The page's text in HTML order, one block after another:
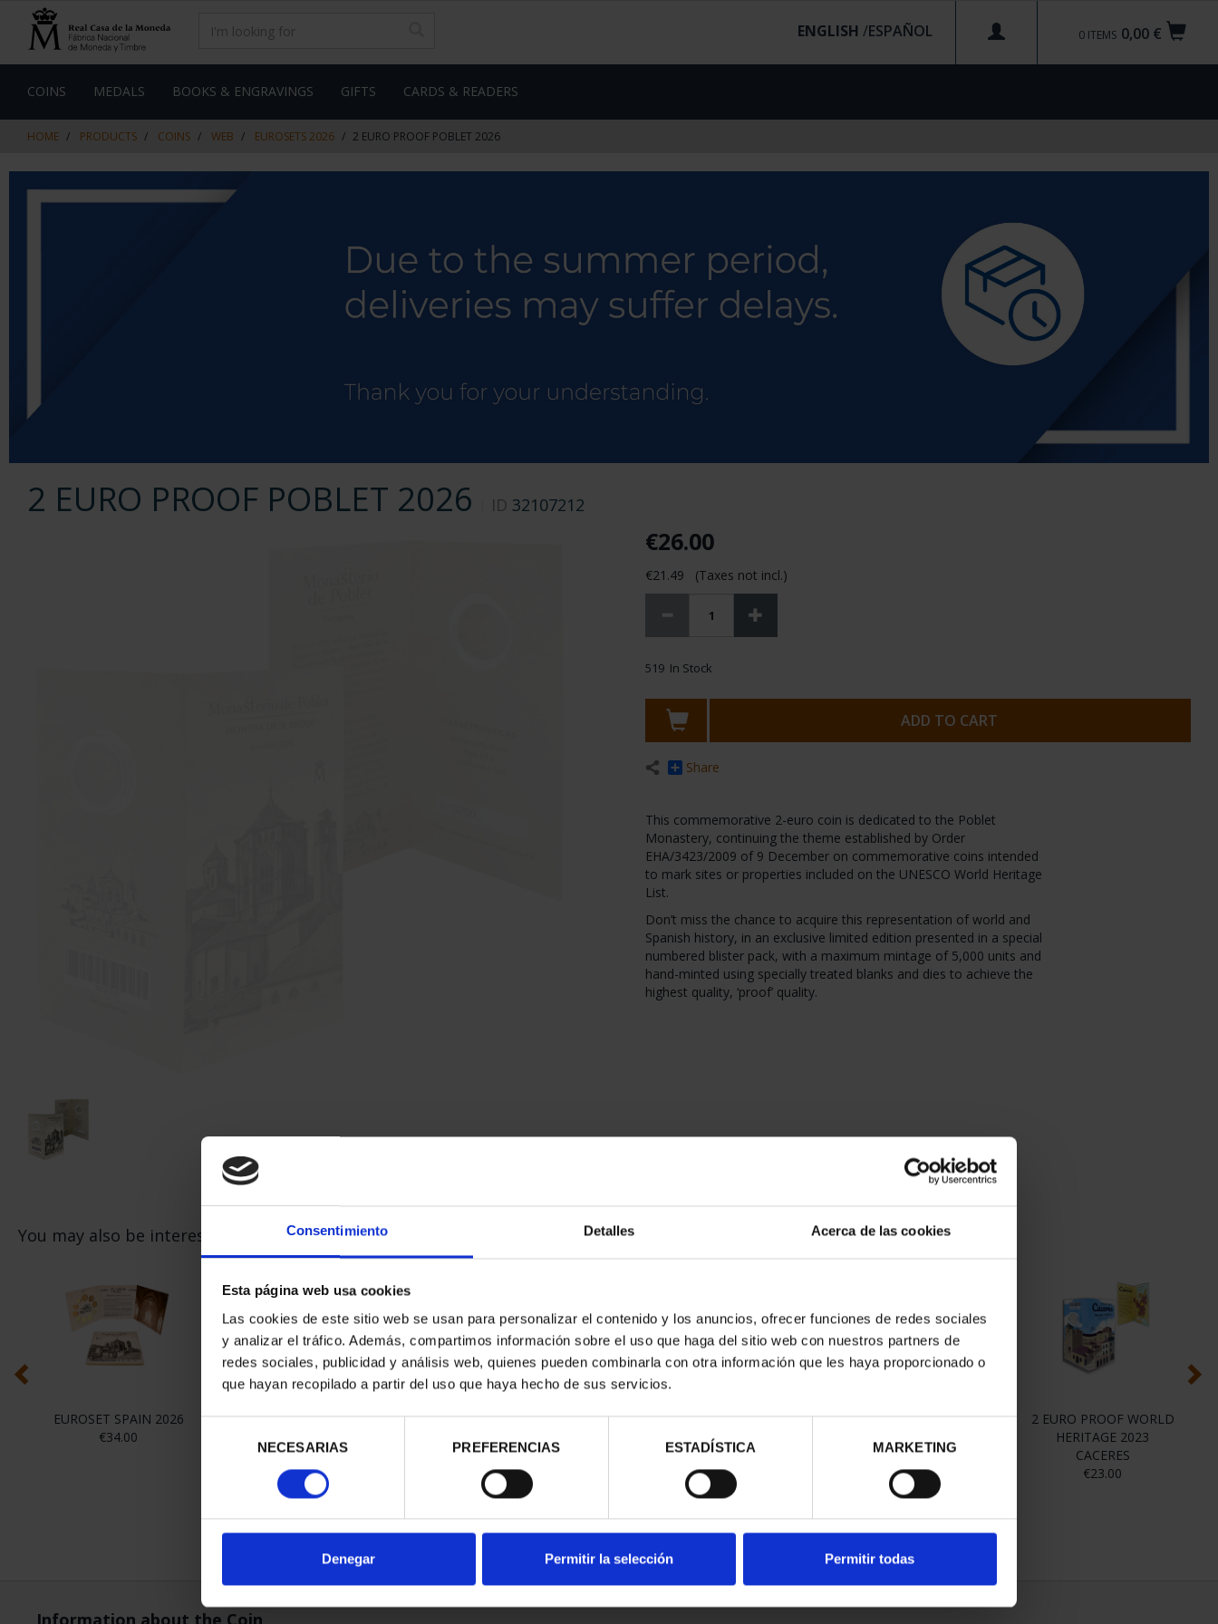
Consentimiento Detalles Acerca de las cookies
Esta página web usa cookies
Las cookies de este sitio web se usan para personalizar el contenido y los anuncios, ofrecer funciones de redes sociales
y analizar el tráfico. Además, compartimos información sobre el uso que haga del sitio web con nuestros partners de
redes sociales, publicidad y análisis web, quienes pueden combinarla con otra información que les haya proporcionado o
que hayan recopilado a partir del uso que haya hecho de sus servicios.
consentimiento
NECESARIAS PREFERENCIAS ESTADÍSTICA MARKETING
Denegar Permitir la selección Permitir todas
content
navigation
menu
0,00 €
0 ITEMS
ENGLISH /
COINS MEDALS BOOKS & ENGRAVINGS GIFTS CARDS & READERS
HOME PRODUCTS COINS WEB EUROSETS 2026 2 EURO PROOF POBLET 2026
2 EURO PROOF POBLET 2026 ID 32107212
€26.00
€21.49 (Taxes not incl.)
519 In Stock
ADD TO CART
Share
This commemorative 2-euro coin is dedicated to the Poblet
Monastery, continuing the theme established by Order
EHA/3423/2009 of 9 December on commemorative coins intended
to mark sites or properties included on the UNESCO World Heritage
List.
Don’t miss the chance to acquire this representation of world and
Spanish history, in an exclusive limited edition presented in a special
numbered blister pack, with a maximum mintage of 5,000 units and
hand-minted using specially treated blanks and dies to achieve the
highest quality, ‘proof’ quality.
You may also be interested in these products:
EUROSET SPAIN 2026
€34.00
2 EURO PROOF
€26.00
2 EURO PROOF
€25.00
2 EURO PROOF WORLD
2 EURO PROOF 200TH
ANNIV. POLICE 2024
€25.00
EUROSET 2025 PROOF
2 EURO PROOF WORLD
HERITAGE 2023
CACERES
€23.00
CURRENT
TAB:
SPECIFICATIONS DETAILS
Information about the Coin